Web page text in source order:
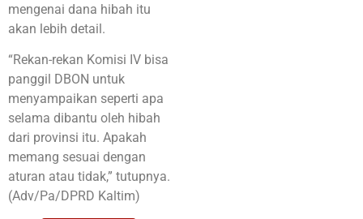
mengenai dana hibah itu
akan lebih detail.
“Rekan-rekan Komisi IV bisa
panggil DBON untuk
menyampaikan seperti apa
selama dibantu oleh hibah
dari provinsi itu. Apakah
memang sesuai dengan
aturan atau tidak,” tutupnya.
(Adv/Pa/DPRD Kaltim)